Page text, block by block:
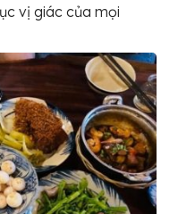
vị giác của mọi